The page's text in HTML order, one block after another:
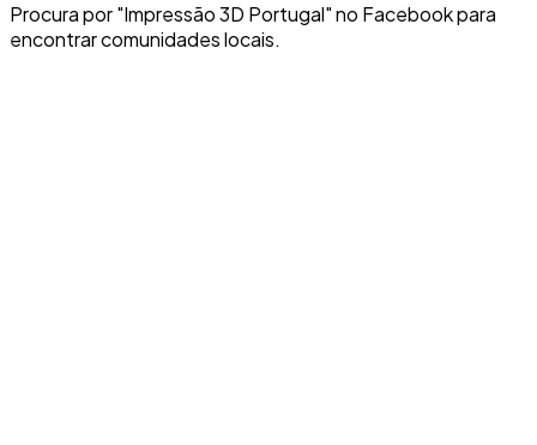
Procura por "Impressão 3D Portugal" no Facebook para
encontrar comunidades locais.